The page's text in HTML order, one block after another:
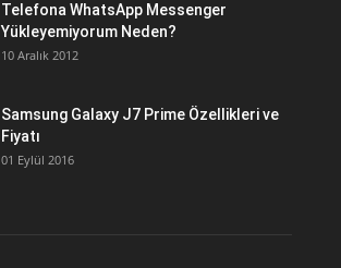
Telefona WhatsApp Messenger
Yükleyemiyorum Neden?
10 Aralık 2012
Samsung Galaxy J7 Prime Özellikleri ve
Fiyatı
01 Eylül 2016